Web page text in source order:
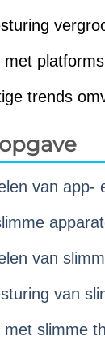
met
trends
van app-
van
van
met slimme